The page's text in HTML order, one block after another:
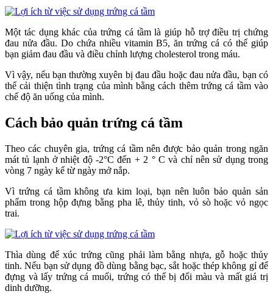
Một tác dụng khác của trứng cá tầm là giúp hỗ trợ điều trị chứng
đau nửa đầu. Do chứa nhiều vitamin B5, ăn trứng cá có thể giúp
bạn giảm đau đầu và điều chỉnh lượng cholesterol trong máu.
Vì vậy, nếu bạn thường xuyên bị đau đầu hoặc đau nửa đầu, bạn có
thể cải thiện tình trạng của mình bằng cách thêm trứng cá tầm vào
chế độ ăn uống của mình.
Cách bảo quản trứng cá tầm
Theo các chuyên gia, trứng cá tầm nên được bảo quản trong ngăn
mát tủ lạnh ở nhiệt độ -2°C đến + 2 ° C và chỉ nên sử dụng trong
vòng 7 ngày kể từ ngày mở nắp.
Vì trứng cá tầm không ưa kim loại, bạn nên luôn bảo quản sản
phẩm trong hộp đựng bằng pha lê, thủy tinh, vỏ sò hoặc vỏ ngọc
trai.
Thìa dùng để xúc trứng cũng phải làm bằng nhựa, gỗ hoặc thủy
tinh. Nếu bạn sử dụng đồ dùng bằng bạc, sắt hoặc thép không gỉ để
đựng và lấy trứng cá muối, trứng có thể bị đổi màu và mất giá trị
dinh dưỡng.